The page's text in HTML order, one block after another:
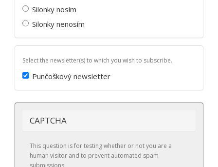
Silonky nosím
Silonky nenosím
Select the newsletter(s) to which you wish to subscribe.
Punčoškový newsletter
CAPTCHA
This question is for testing whether or not you are a
human visitor and to prevent automated spam
submissions.